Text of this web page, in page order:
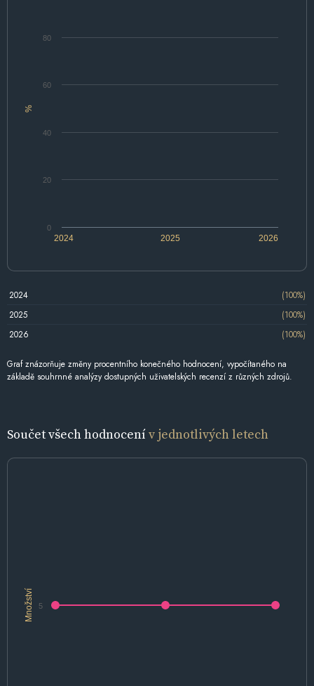
%
2024 2025 2026
0
20
40
60
80
2024
(100%)
2025
(100%)
2026
(100%)
Graf znázorňuje změny procentního konečného hodnocení, vypočítaného na
základě souhrnné analýzy dostupných uživatelských recenzí z různých zdrojů.
Součet všech hodnocenív jednotlivých letech
Množství 5